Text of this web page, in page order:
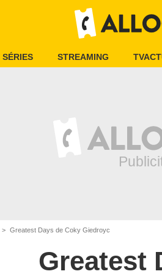
SÉRIES STREAMING
Greatest Days de Coky Giedroyc
Greatest